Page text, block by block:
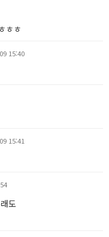
ㅎㅎ
15:40
15:41
도